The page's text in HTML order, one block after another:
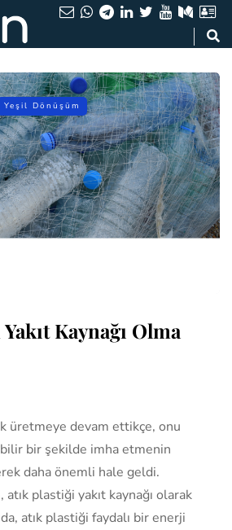
Yeşil Dönüşüm
Kaynağı Olma
üretmeye devam ettikçe, onu
bir şekilde imha etmenin
daha önemli hale geldi.
plastiği yakıt kaynağı olarak
atık plastiği faydalı bir enerji